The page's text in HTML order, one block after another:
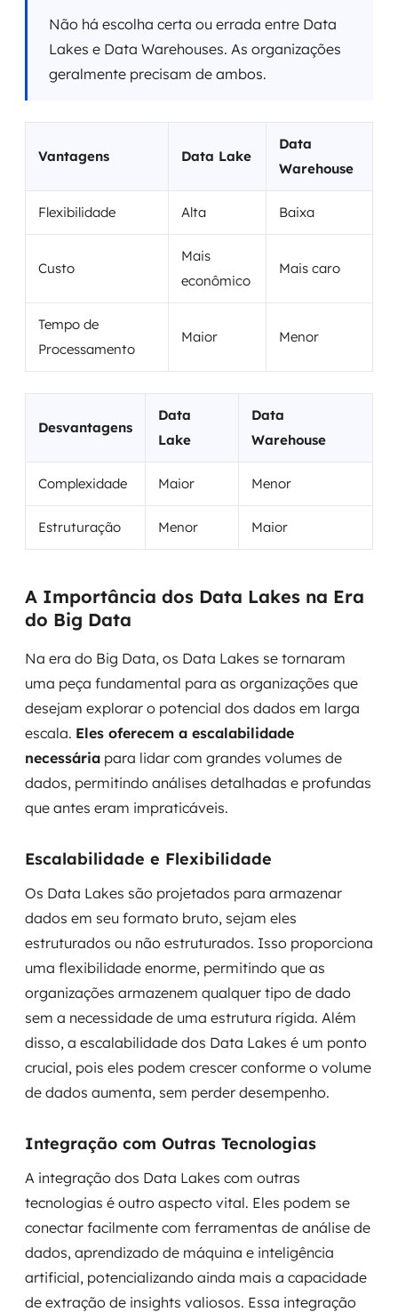
Não há escolha certa ou errada entre Data
Lakes e Data Warehouses. As organizações
geralmente precisam de ambos.
Vantagens Data Lake
Data
Warehouse
Flexibilidade Alta Baixa
Custo
Mais
econômico
Mais caro
Tempo de
Processamento
Maior Menor
Desvantagens
Data
Lake
Data
Warehouse
Complexidade Maior Menor
Estruturação Menor Maior
A Importância dos Data Lakes na Era
do Big Data
Na era do Big Data, os Data Lakes se tornaram
uma peça fundamental para as organizações que
desejam explorar o potencial dos dados em larga
escala. Eles oferecem a escalabilidade
necessária para lidar com grandes volumes de
dados, permitindo análises detalhadas e profundas
que antes eram impraticáveis.
Escalabilidade e Flexibilidade
Os Data Lakes são projetados para armazenar
dados em seu formato bruto, sejam eles
estruturados ou não estruturados. Isso proporciona
uma flexibilidade enorme, permitindo que as
organizações armazenem qualquer tipo de dado
sem a necessidade de uma estrutura rígida. Além
disso, a escalabilidade dos Data Lakes é um ponto
crucial, pois eles podem crescer conforme o volume
de dados aumenta, sem perder desempenho.
Integração com Outras Tecnologias
A integração dos Data Lakes com outras
tecnologias é outro aspecto vital. Eles podem se
conectar facilmente com ferramentas de análise de
dados, aprendizado de máquina e inteligência
artificial, potencializando ainda mais a capacidade
de extração de insights valiosos. Essa integração